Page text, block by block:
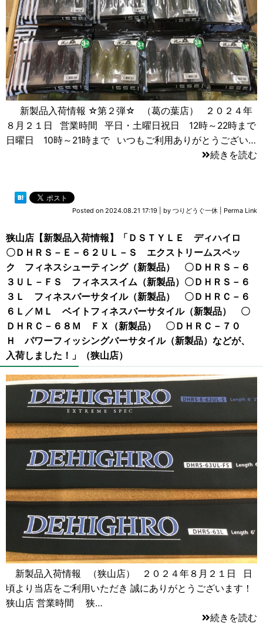
新製品入荷情報 ☆第２弾☆ （葛の葉店） ２０２４年
８月２１日 営業時間 平日・土曜日祝日 12時～22時まで
日曜日 10時～21時まで いつもご利用ありがとうござい…
続きを読む
Posted on 2024.08.21 17:19 by つりどうぐ一休 Perma Link
狭山店【新製品入荷情報】「ＤＳＴＹＬＥ ディハイロ
〇ＤＨＲＳ－Ｅ－６２ＵＬ－Ｓ エクストリームスペッ
ク フィネスシューティング（新製品） 〇ＤＨＲＳ－６
３ＵＬ－ＦＳ フィネススイム（新製品）〇ＤＨＲＳ－６
３Ｌ フィネスバーサタイル（新製品） 〇ＤＨＲＣ－６
６Ｌ／ＭＬ ベイトフィネスバーサタイル（新製品） 〇
ＤＨＲＣ－６８Ｍ ＦＸ（新製品） 〇ＤＨＲＣ－７０
Ｈ パワーフィッシングバーサタイル（新製品）などが、
入荷しました！」（狭山店）
新製品入荷情報 （狭山店） ２０２４年８月２１日 日
頃より当店をご利用いただき 誠にありがとうございます！
狭山店 営業時間 狭…
続きを読む